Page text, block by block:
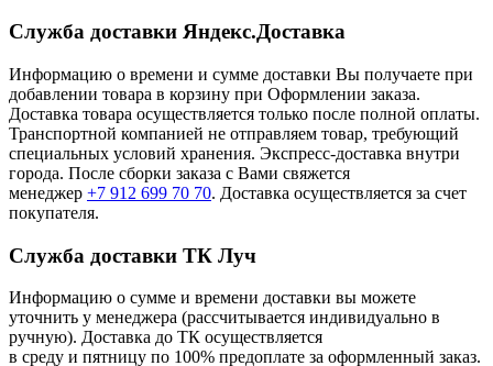
Служба доставки Яндекс.Доставка
Информацию о времени и сумме доставки Вы получаете при
добавлении товара в корзину при Оформлении заказа.
Доставка товара осуществляется только после полной оплаты.
Транспортной компанией не отправляем товар, требующий
специальных условий хранения. Экспресс-доставка внутри
города. После сборки заказа с Вами свяжется
менеджер +7 912 699 70 70. Доставка осуществляется за счет
покупателя.
Служба доставки ТК Луч
Информацию о сумме и времени доставки вы можете
уточнить у менеджера (рассчитывается индивидуально в
ручную). Доставка до ТК осуществляется
в среду и пятницу по 100% предоплате за оформленный заказ.